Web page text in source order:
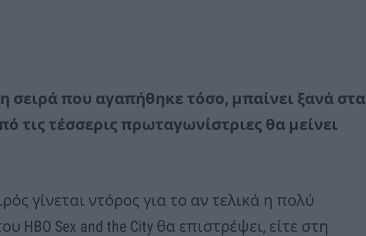
η σειρά που αγαπήθηκε τόσο, μπαίνει ξανά στα
τις τέσσερις πρωταγωνίστριες θα μείνει
γίνεται ντόρος για το αν τελικά η πολύ
HBO Sex and the City θα επιστρέψει, είτε στη